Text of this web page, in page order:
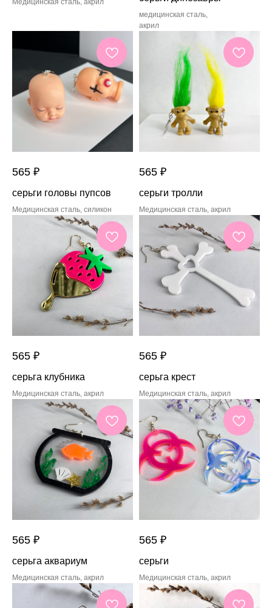
медицинская сталь,
акрил
565 ₽
серьги головы пупсов
Медицинская сталь, силикон
565 ₽
серьги тролли
Медицинская сталь, акрил
565 ₽
серьга клубника
Медицинская сталь, акрил
565 ₽
серьга крест
Медицинская сталь, акрил
565 ₽
серьга аквариум
Медицинская сталь, акрил
565 ₽
серьги
Медицинская сталь, акрил